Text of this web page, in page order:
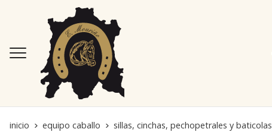
inicio equipo caballo sillas, cinchas, pechopetrales y baticolas